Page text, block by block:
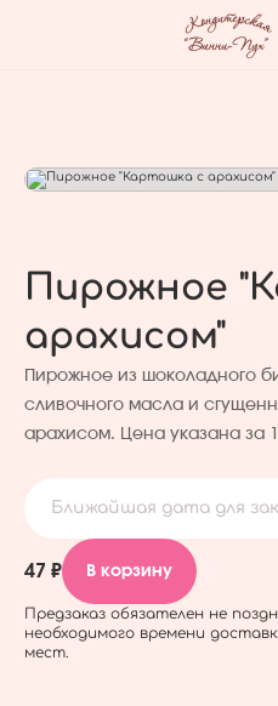
Пирожное
арахисом"
Пирожное из шоколадного
сливочного масла и
арахисом. Цена указана за
Ближайшая дата для
47 ₽ В корзину
Предзаказ обязателен не
необходимого времени
мест.